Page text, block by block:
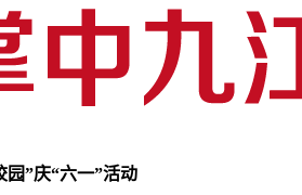
园”庆“六一”活动